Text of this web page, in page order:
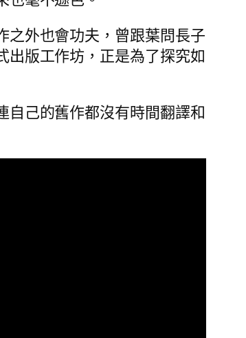
之外也會功夫，曾跟葉問長子
出版工作坊，正是為了探究如
自己的舊作都沒有時間翻譯和